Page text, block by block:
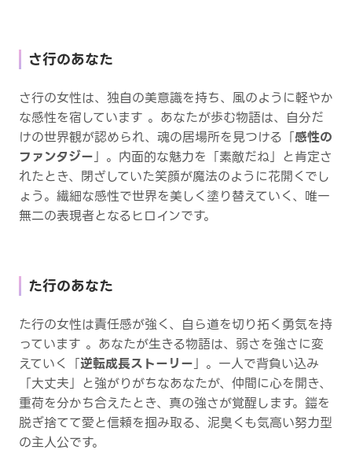
さ行のあなた
さ行の女性は、独自の美意識を持ち、風のように軽やか
な感性を宿しています 。あなたが歩む物語は、自分だ
けの世界観が認められ、魂の居場所を見つける「感性の
ファンタジー」。内面的な魅力を「素敵だね」と肯定さ
れたとき、閉ざしていた笑顔が魔法のように花開くでし
ょう。繊細な感性で世界を美しく塗り替えていく、唯一
無二の表現者となるヒロインです。
た行のあなた
た行の女性は責任感が強く、自ら道を切り拓く勇気を持
っています 。あなたが生きる物語は、弱さを強さに変
えていく「逆転成長ストーリー」。一人で背負い込み
「大丈夫」と強がりがちなあなたが、仲間に心を開き、
重荷を分かち合えたとき、真の強さが覚醒します。鎧を
脱ぎ捨てて愛と信頼を掴み取る、泥臭くも気高い努力型
の主人公です。